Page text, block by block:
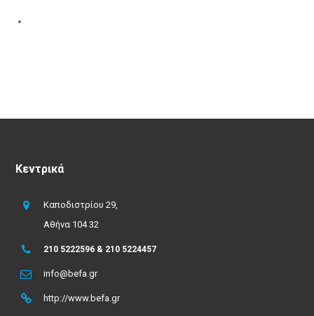
Κεντρικά
Καποδιστρίου 29,
Αθήνα 104 32
210 5222596 & 210 5224457
info@befa.gr
http://www.befa.gr